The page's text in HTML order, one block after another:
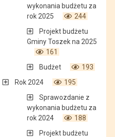
wykonania budżetu za
rok 2025
244
Projekt budżetu
Gminy Toszek na 2025
161
Budżet
193
Rok 2024
195
Sprawozdanie z
wykonania budżetu za
rok 2024
188
Projekt budżetu